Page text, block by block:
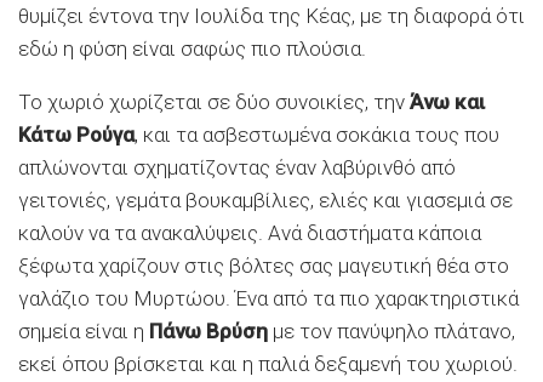
θυμίζει έντονα την Ιουλίδα της Κέας, με τη διαφορά ότι
εδώ η φύση είναι σαφώς πιο πλούσια.
Το χωριό χωρίζεται σε δύο συνοικίες, την Άνω και
Κάτω Ρούγα, και τα ασβεστωμένα σοκάκια τους που
απλώνονται σχηματίζοντας έναν λαβύρινθό από
γειτονιές, γεμάτα βουκαμβίλιες, ελιές και γιασεμιά σε
καλούν να τα ανακαλύψεις. Ανά διαστήματα κάποια
ξέφωτα χαρίζουν στις βόλτες σας μαγευτική θέα στο
γαλάζιο του Μυρτώου. Ένα από τα πιο χαρακτηριστικά
σημεία είναι η Πάνω Βρύση με τον πανύψηλο πλάτανο,
εκεί όπου βρίσκεται και η παλιά δεξαμενή του χωριού.